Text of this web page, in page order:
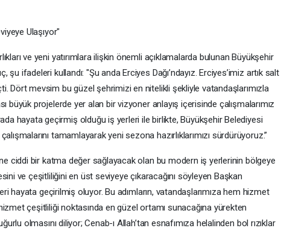
Ulaşıyor"
ve yeni yatırımlara ilişkin önemli açıklamalarda bulunan Büyükşehir
şu ifadeleri kullandı: "Şu anda Erciyes Dağı’ndayız. Erciyes’imiz artık salt
Dört mevsim bu güzel şehrimizi en nitelikli şekliyle vatandaşlarımızla
büyük projelerde yer alan bir vizyoner anlayış içerisinde çalışmalarımız
hayata geçirmiş olduğu iş yerleri ile birlikte, Büyükşehir Belediyesi
tamamlayarak yeni sezona hazırlıklarımızı sürdürüyoruz.”
ciddi bir katma değer sağlayacak olan bu modern iş yerlerinin bölgeye
ve çeşitliliğini en üst seviyeye çıkaracağını söyleyen Başkan
hayata geçirilmiş oluyor. Bu adımların, vatandaşlarımıza hem hizmet
çeşitliliği noktasında en güzel ortamı sunacağına yürekten
olmasını diliyor; Cenab-ı Allah’tan esnafımıza helalinden bol rızıklar